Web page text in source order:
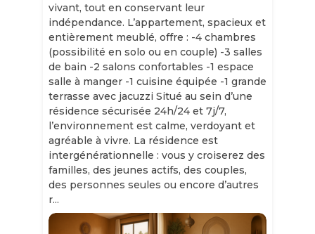
vivant, tout en conservant leur
indépendance. L’appartement, spacieux et
entièrement meublé, offre : -4 chambres
(possibilité en solo ou en couple) -3 salles
de bain -2 salons confortables -1 espace
salle à manger -1 cuisine équipée -1 grande
terrasse avec jacuzzi Situé au sein d’une
résidence sécurisée 24h/24 et 7j/7,
l’environnement est calme, verdoyant et
agréable à vivre. La résidence est
intergénérationnelle : vous y croiserez des
familles, des jeunes actifs, des couples,
des personnes seules ou encore d’autres
r...
Slide 1 of 11